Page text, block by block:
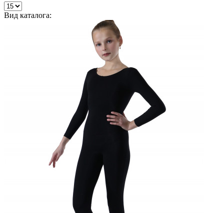
Вид каталога: